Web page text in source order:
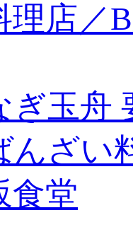
理店／
ぎ玉舟
んざい
食堂